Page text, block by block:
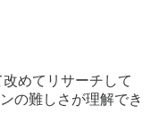
めてリサーチして
の難しさが理解でき